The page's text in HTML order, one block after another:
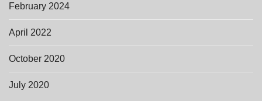
February 2024
April 2022
October 2020
July 2020